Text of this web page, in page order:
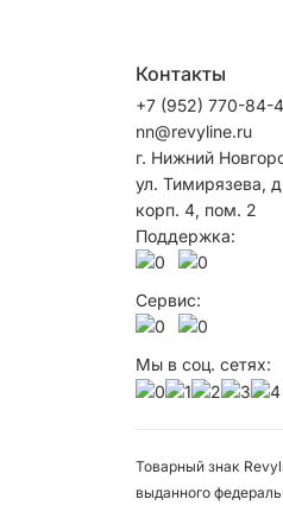
Контакты
+7 (952) 770-84-
nn@revyline.ru
г. Нижний
ул. Тимирязева,
корп. 4, пом. 2
Поддержка:
Сервис:
Мы в соц. сетях:
Товарный знак
выданного